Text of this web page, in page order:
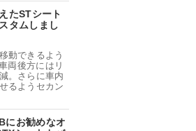
たSTシート
タムしまし
動できるよう
両後方にはリ
。さらに車内
るようセカン
にお勧めなオ